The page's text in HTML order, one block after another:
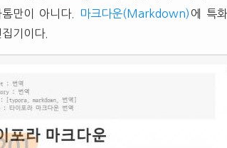
만이 아니다.
마크다운(Markdown) 에 특
기이다.